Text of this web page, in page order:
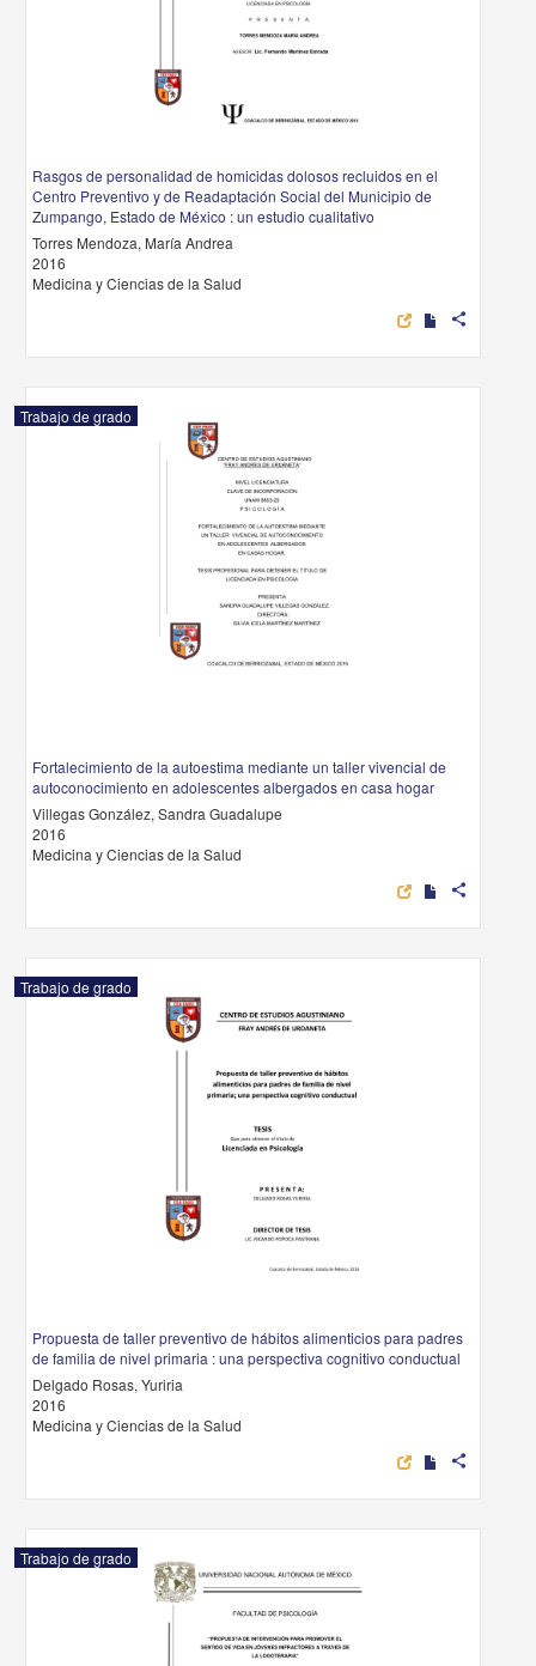
Rasgos de personalidad de homicidas dolosos recluidos en el
Centro Preventivo y de Readaptación Social del Municipio de
Zumpango, Estado de México : un estudio cualitativo
Torres Mendoza, María Andrea
2016
Medicina y Ciencias de la Salud
share
Trabajo de grado
Fortalecimiento de la autoestima mediante un taller vivencial de
autoconocimiento en adolescentes albergados en casa hogar
Villegas González, Sandra Guadalupe
2016
Medicina y Ciencias de la Salud
share
Trabajo de grado
Propuesta de taller preventivo de hábitos alimenticios para padres
de familia de nivel primaria : una perspectiva cognitivo conductual
Delgado Rosas, Yuriria
2016
Medicina y Ciencias de la Salud
share
Trabajo de grado